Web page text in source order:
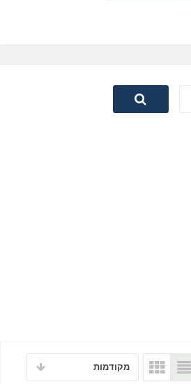
מקודמות